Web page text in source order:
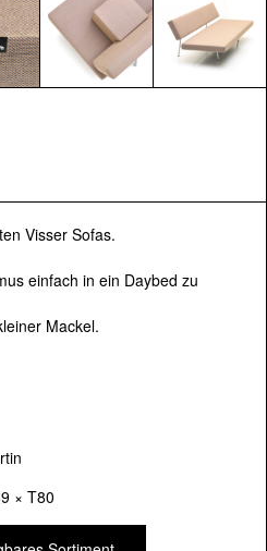
Visser Sofas.
einfach in ein Daybed zu
Mackel.
× T80